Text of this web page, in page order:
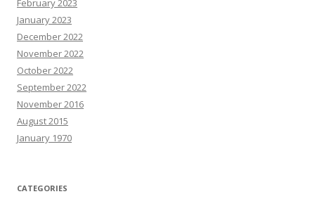
February 2023
January 2023
December 2022
November 2022
October 2022
September 2022
November 2016
August 2015
January 1970
CATEGORIES